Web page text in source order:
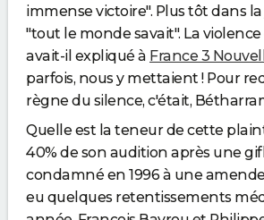
immense victoire". Plus tôt dans
"tout le monde savait". La
avait-il expliqué à France 3
parfois, nous y mettaient ! Pour
règne du silence, c'était,
Quelle est la teneur de cette
40% de son audition après une
condamné en 1996 à une
eu quelques retentissements